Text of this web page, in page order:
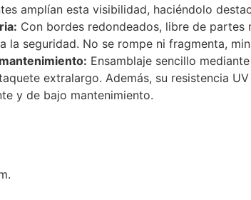
amplían esta visibilidad, haciéndolo
Con bordes redondeados, libre de
la seguridad. No se rompe ni fragmenta,
Ensamblaje sencillo
extralargo. Además, su resistencia
y de bajo mantenimiento.